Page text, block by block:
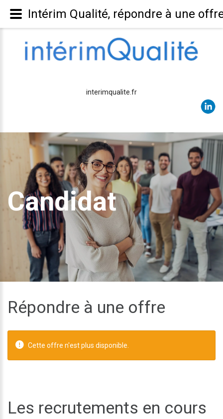
interimqualite.fr
Candidat
Répondre à une offre
Cette offre n'est plus disponible.
Les recrutements en cours
Intérim Qualité, répondre à une